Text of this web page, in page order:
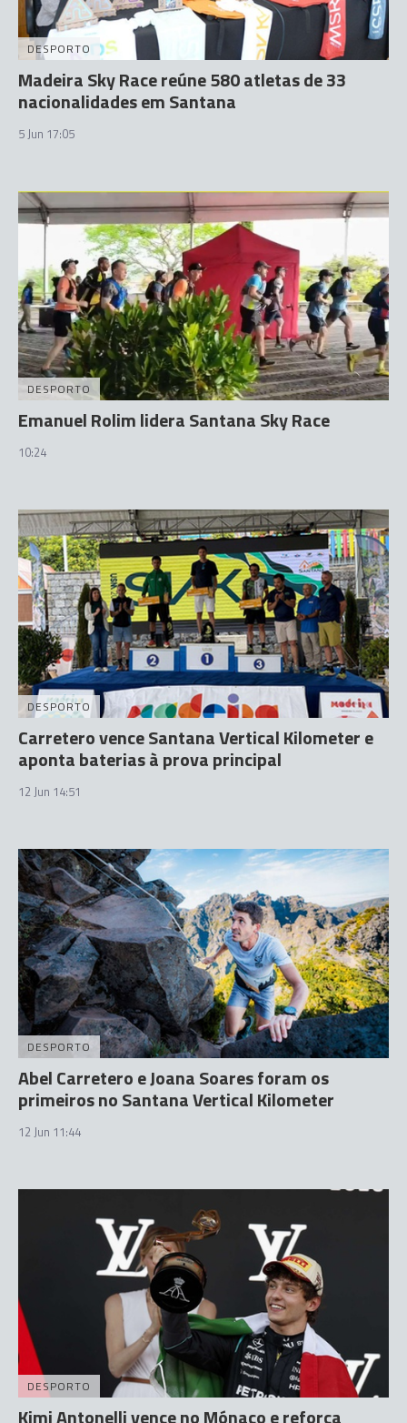
DESPORTO
Madeira Sky Race reúne 580 atletas de 33
nacionalidades em Santana
5 Jun 17:05
DESPORTO
Emanuel Rolim lidera Santana Sky Race
10:24
DESPORTO
Carretero vence Santana Vertical Kilometer e
aponta baterias à prova principal
12 Jun 14:51
DESPORTO
Abel Carretero e Joana Soares foram os
primeiros no Santana Vertical Kilometer
12 Jun 11:44
DESPORTO
Kimi Antonelli vence no Mónaco e reforça